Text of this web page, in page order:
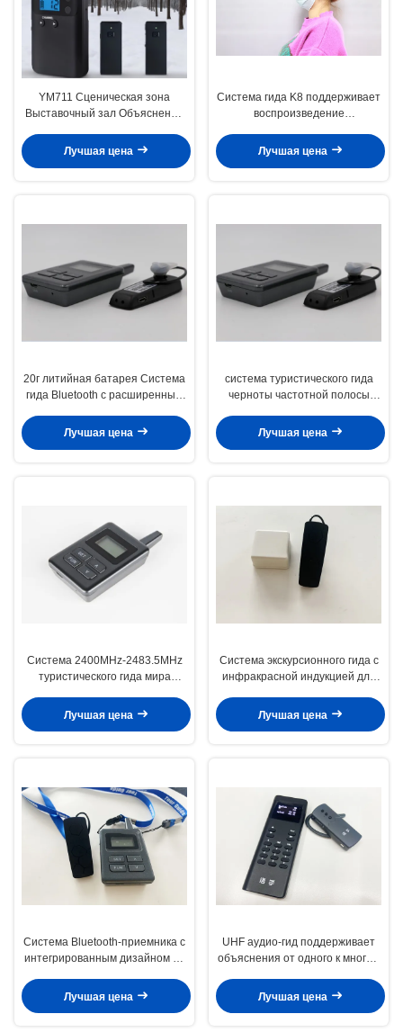
YM711 Сценическая зона
Выставочный зал Объяснение
продаваемые
Лучшая цена
Система гида K8 поддерживает
воспроизведение
аудио и ручной интерпретации
Лучшая цена
20г литийная батарея Система
гида Bluetooth с расширенным
Лучшая цена
система туристического гида
черноты частотной полосы
случаях конференции
Лучшая цена
Система 2400MHz-2483.5MHz
туристического гида мира
Лучшая цена
Система экскурсионного гида с
инфракрасной индукцией для
Лучшая цена
Система Bluetooth-приемника с
интегрированным дизайном на
Лучшая цена
UHF аудио-гид поддерживает
объяснения от одного к многим
Лучшая цена